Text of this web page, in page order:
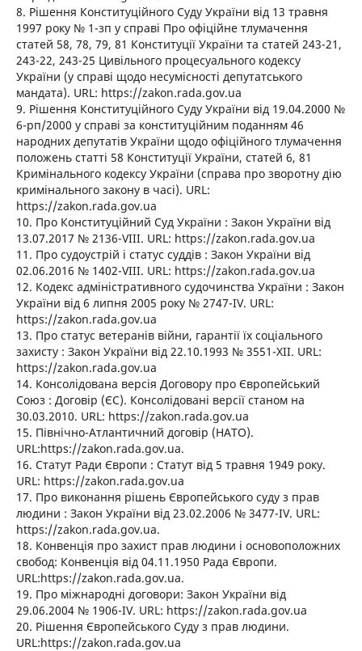
8. Рішення Конституційного Суду України від 13 травня
1997 року № 1-зп у справі Про офіційне тлумачення
статей 58, 78, 79, 81 Конституції України та статей 243-21,
243-22, 243-25 Цивільного процесуального кодексу
України (у справі щодо несумісності депутатського
мандата). URL: https://zakon.rada.gov.ua
9. Рішення Конституційного Суду України від 19.04.2000 №
6-рп/2000 у справі за конституційним поданням 46
народних депутатів України щодо офіційного тлумачення
положень статті 58 Конституції України, статей 6, 81
Кримінального кодексу України (справа про зворотну дію
кримінального закону в часі). URL:
https://zakon.rada.gov.ua
10. Про Конституційний Суд України : Закон України від
13.07.2017 № 2136-VІІІ. URL: https://zakon.rada.gov.ua
11. Про судоустрій і статус суддів : Закон України від
02.06.2016 № 1402-VІІІ. URL: https://zakon.rada.gov.ua
12. Кодекс адміністративного судочинства України : Закон
України від 6 липня 2005 року № 2747-IV. URL:
https://zakon.rada.gov.ua
13. Про статус ветеранів війни, гарантії їх соціального
захисту : Закон України від 22.10.1993 № 3551-ХІІ. URL:
https://zakon.rada.gov.ua
14. Консолідована версія Договору про Європейський
Союз : Договір (ЄС). Консолідовані версії станом на
30.03.2010. URL: https://zakon.rada.gov.ua
15. Північно-Атлантичний договір (НАТО).
URL:https://zakon.rada.gov.ua.
16. Статут Ради Європи : Статут від 5 травня 1949 року.
URL: https://zakon.rada.gov.ua
17. Про виконання рішень Європейського суду з прав
людини : Закон України від 23.02.2006 № 3477-IV. URL:
https://zakon.rada.gov.ua.
18. Конвенція про захист прав людини і основоположних
свобод: Конвенція від 04.11.1950 Рада Європи.
URL:https://zakon.rada.gov.ua.
19. Про міжнародні договори: Закон України від
29.06.2004 № 1906-IV. URL: https://zakon.rada.gov.ua
20. Рішення Європейського Суду з прав людини.
URL:https://zakon.rada.gov.ua